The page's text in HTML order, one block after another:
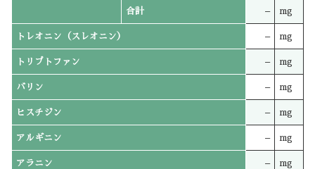
合計 – mg
トレオニン（スレオニン） – mg
トリプトファン – mg
バリン – mg
ヒスチジン – mg
アルギニン – mg
アラニン – mg